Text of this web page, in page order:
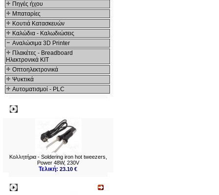
Πηγές ήχου
Μπαταρίες
Κουτιά Κατασκευών
Καλώδια - Καλωδιώσεις
Αναλώσιμα 3D Printer
Πλακέτες - Breadboard
Ηλεκτρονικά ΚΙΤ
Οπτοηλεκτρονικά
Ψυκτικά
Αυτοματισμοί - PLC
Κολλητήρια - Soldering iron hot tweezers,
Power 48W, 230V
Τελική:23.10 €